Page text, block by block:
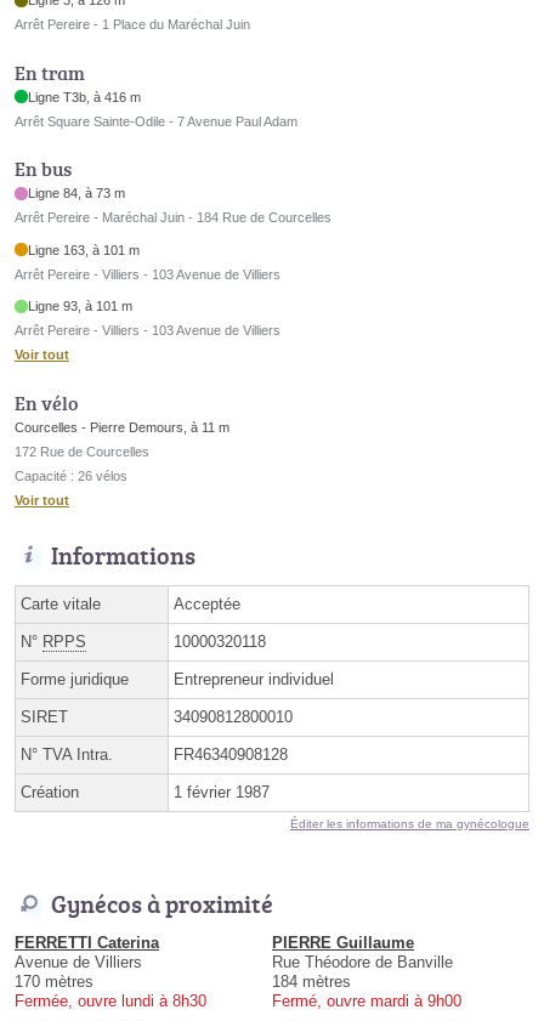
Arrêt Pereire - 1 Place du Maréchal Juin
En tram
Ligne T3b, à 416 m
Arrêt Square Sainte-Odile - 7 Avenue Paul Adam
En bus
Ligne 84, à 73 m
Arrêt Pereire - Maréchal Juin - 184 Rue de Courcelles
Ligne 163, à 101 m
Arrêt Pereire - Villiers - 103 Avenue de Villiers
Ligne 93, à 101 m
Arrêt Pereire - Villiers - 103 Avenue de Villiers
Voir tout
En vélo
Courcelles - Pierre Demours, à 11 m
172 Rue de Courcelles
Capacité : 26 vélos
Voir tout
Informations
Carte vitale Acceptée
N° RPPS 10000320118
Forme juridique Entrepreneur individuel
SIRET 34090812800010
N° TVA Intra. FR46340908128
Création 1 février 1987
Éditer les informations de ma gynécologue
Gynécos à proximité
FERRETTI Caterina
Avenue de Villiers
170 mètres
Fermée, ouvre lundi à 8h30
PIERRE Guillaume
Rue Théodore de Banville
184 mètres
Fermé, ouvre mardi à 9h00